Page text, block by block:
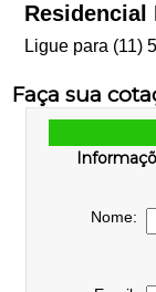
Residencial
Ligue para (11)
Faça sua
Nome: